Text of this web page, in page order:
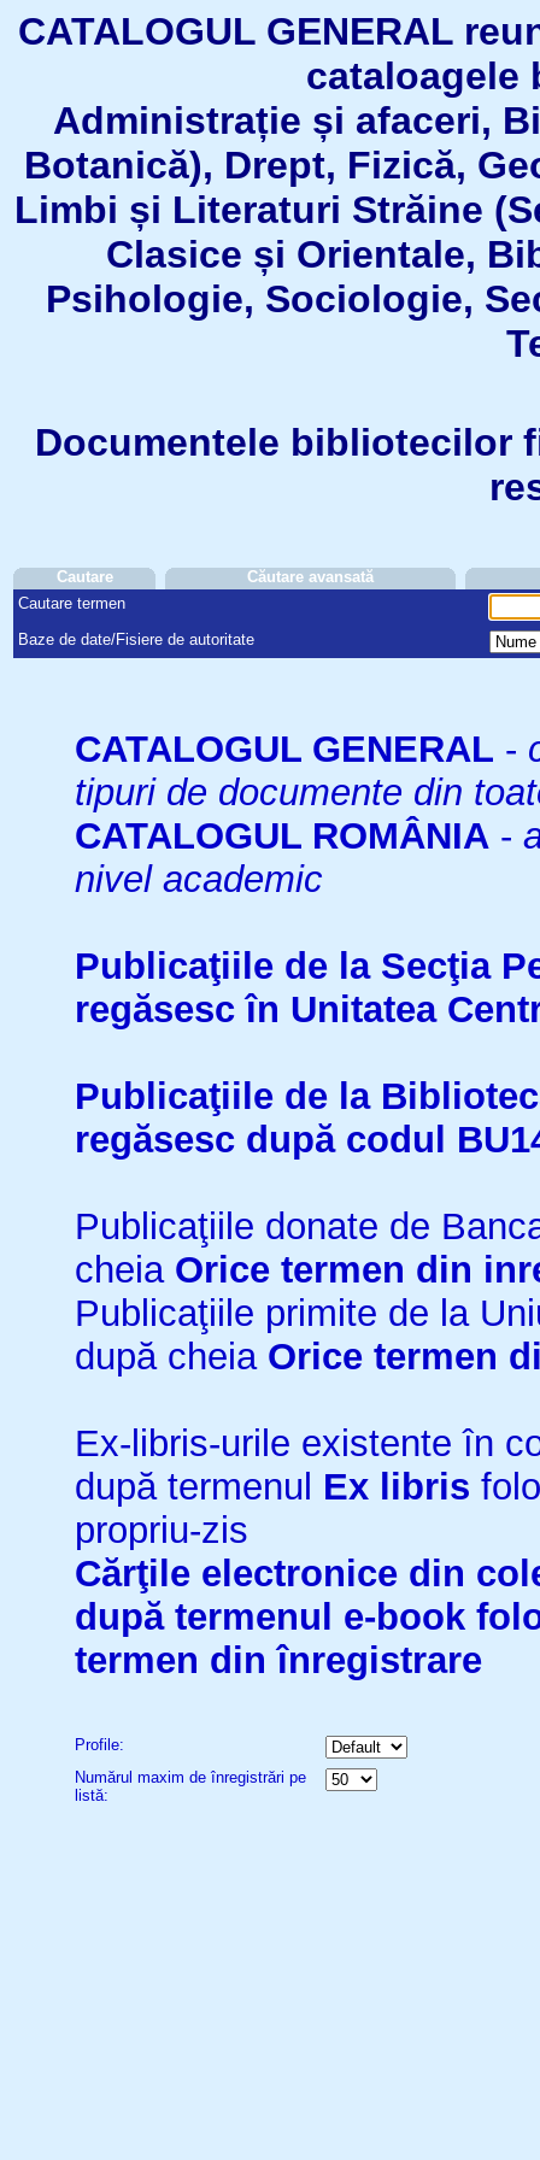
CATALOGUL GENERAL
Administrație și afaceri,
Botanică), Drept, Fizică,
Limbi și Literaturi Străine
Clasice și Orientale,
Psihologie, Sociologie,
Documentele bibliotecilor
Cautare
Căutare avansată
Cautare termen
Baze de date/Fisiere de autoritate
CATALOGUL GENERAL -
tipuri de documente din
CATALOGUL ROMÂNIA -
nivel academic
Publicaţiile de la Secţia
regăsesc în Unitatea
Publicaţiile de la
regăsesc după codul
Publicaţiile donate de
cheia Orice termen din
Publicaţiile primite de la
după cheia Orice termen
Ex-libris-urile existente în
după termenul Ex libris
propriu-zis
Cărţile electronice din
după termenul e-book
termen din înregistrare
Profile:
Numărul maxim de înregistrări pe
listă: